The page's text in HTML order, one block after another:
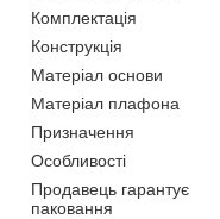
Комплектація
Конструкція
Матеріал основи
Матеріал плафона
Призначення
Особливості
Продавець гарантує
паковання